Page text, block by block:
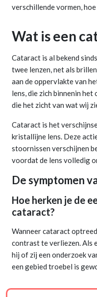
verschillende vormen,
Wat is een
Cataract is al bekend
twee lenzen, net als
aan de oppervlakte van
lens, die zich binnenin
die het zicht van wat wij
Cataract is het
kristallijne lens. Deze
stoornissen verschijnen
voordat de lens volledig
De symptomen
Hoe herken je de
cataract?
Wanneer cataract
contrast te verliezen. Als
hij of zij een onderzoek
een gebied troebel is